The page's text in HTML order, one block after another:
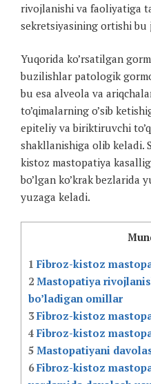
rivojlanishi va faoliyatiga
sekretsiyasining ortishi bu
Yuqorida ko’rsatilgan
buzilishlar patologik
bu esa alveola va
to’qimalarning o’sib
epiteliy va biriktiruvchi
shakllanishiga olib keladi.
kistoz mastopatiya
bo’lgan ko’krak bezlarida
yuzaga keladi.
1 Fibroz-kistoz
2 Mastopatiya
bo’ladigan omillar
3Fibroz-kistoz
4 Fibroz-kistoz
5 Mastopatiyani
6Fibroz-kistoz